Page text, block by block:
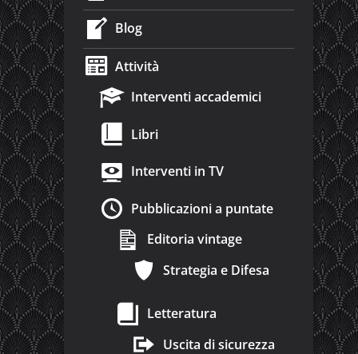
Blog
Attività
Interventi accademici
Libri
Interventi in TV
Pubblicazioni a puntate
Editoria vintage
Strategia e Difesa
Letteratura
Uscita di sicurezza